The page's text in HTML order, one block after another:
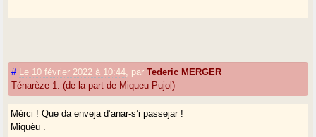
# Le 10 février 2022 à 10:44 parTederic MERGER
Ténarèze 1. (de la part de Miqueu Pujol)
Mèrci ! Que da enveja d’anar-s’i passejar !
Miquèu .